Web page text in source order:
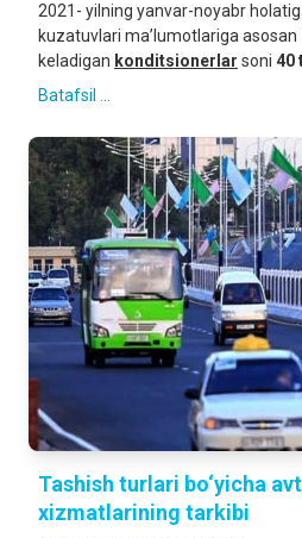
2021- yilning yanvar-noyabr
kuzatuvlari ma’lumotlariga asosan
keladigan konditsionerlar soni 40
Batafsil ...
Tashish turlari bo‘yicha
xizmatlarining tarkibi